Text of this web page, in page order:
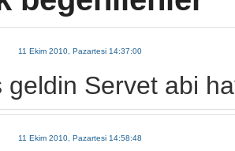
11 Ekim 2010, Pazartesi 14:37:00
geldin Servet abi
11 Ekim 2010, Pazartesi 14:58:48